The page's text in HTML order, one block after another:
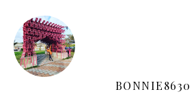
BONNIE8630